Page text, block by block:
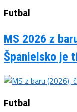
Futbal
MS 2026 z
Španielsko je
Futbal